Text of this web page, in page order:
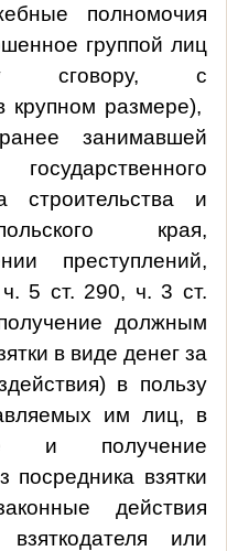
полномочия
группой лиц
сговору, с
крупном размере),
занимавшей
строительства и
края,
преступлений,
5 ст. 290, ч. 3 ст.
должным
в виде денег за
в пользу
им лиц, в
и получение
взятки
действия
или